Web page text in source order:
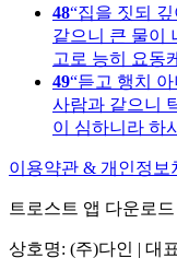
48 집을 짓되
같으니 큰 물이
고로 능히 요동
49 듣고 행치
사람과 같으니
이 심하니라 하
이용약관 & 개인정보
트로스트 앱 다운로드
상호명: (주)다인 | 대